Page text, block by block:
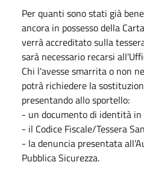
Per quanti sono stati già
ancora in possesso della
verrà accreditato sulla
sarà necessario recarsi
Chi l'avesse smarrita o non
potrà richiedere la
presentando allo sportello:
- un documento di identità in
- il Codice Fiscale/Tessera
- la denuncia presentata
Pubblica Sicurezza.